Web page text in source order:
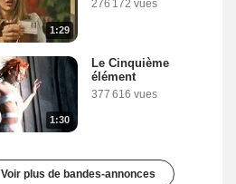
1:29
276 172 vues
1:30
Le Cinquième
élément
377 616 vues
Voir plus de bandes-annonces